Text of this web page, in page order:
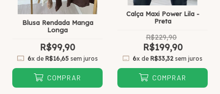
Blusa Rendada Manga
Longa
R$99,90
6x de R$16,65sem juros
COMPRAR
Calça Maxi Power Lila -
Preta
R$229,90
R$199,90
6x deR$33,32 sem juros
COMPRAR